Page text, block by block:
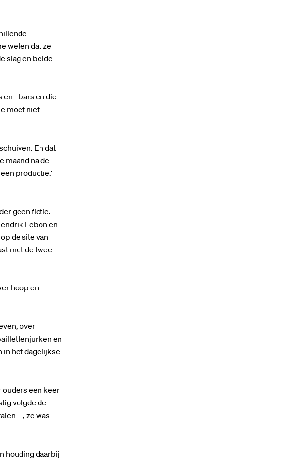
weten dat ze
slag en belde
en –bars en die
moet niet
En dat
maand na de
productie.’
geen fictie.
Lebon en
de site van
met de twee
hoop en
over
en
in het dagelijkse
ouders een keer
volgde de
– , ze was
houding daarbij